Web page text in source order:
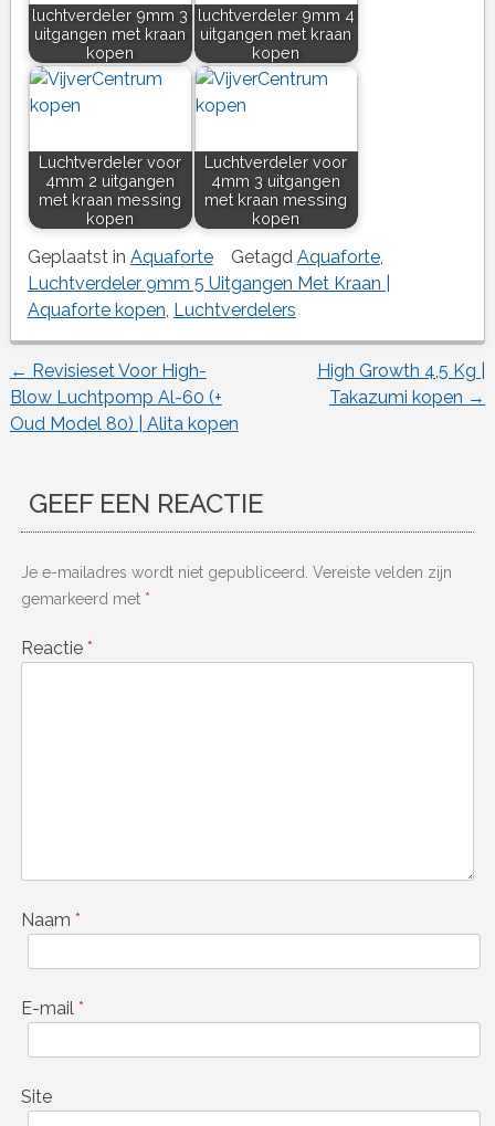
luchtverdeler 9mm 3
uitgangen met kraan
kopen
luchtverdeler 9mm 4
uitgangen met kraan
kopen
Luchtverdeler voor
4mm 2 uitgangen
met kraan messing
kopen
Luchtverdeler voor
4mm 3 uitgangen
met kraan messing
kopen
Geplaatst in Aquaforte Getagd Aquaforte,
Luchtverdeler 9mm 5 Uitgangen Met Kraan |
Aquaforte kopen Luchtverdelers
Berichtnavigatie
← Revisieset Voor High-
Blow Luchtpomp Al-60 (+
Oud Model 80) | Alita kopen
High Growth 4,5 Kg |
Takazumi kopen →
GEEF EEN REACTIE
Je e-mailadres wordt niet gepubliceerd. Vereiste velden zijn
gemarkeerd met *
Reactie *
Naam *
E-mail *
Site